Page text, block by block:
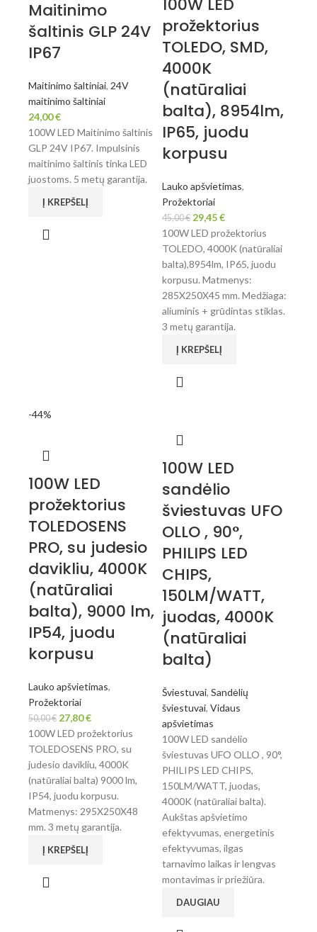
Maitinimo
šaltinis GLP 24V
IP67
Maitinimo šaltiniai, 24V
maitinimo šaltiniai
24,00€
100W LED Maitinimo šaltinis
GLP 24V IP67. Impulsinis
maitinimo šaltinis tinka LED
juostoms. 5 metų garantija.
Į KREPŠELĮ
100W LED
prožektorius
TOLEDO, SMD,
4000K
(natūraliai
balta), 8954lm,
IP65, juodu
korpusu
Lauko apšvietimas,
Prožektoriai
45,00€ 29,45€
100W LED prožektorius
TOLEDO, 4000K (natūraliai
balta),8954lm, IP65, juodu
korpusu. Matmenys:
285X250X45 mm. Medžiaga:
aliuminis + grūdintas stiklas.
3 metų garantija.
Į KREPŠELĮ
-44%
100W LED
prožektorius
TOLEDOSENS
PRO, su judesio
davikliu, 4000K
(natūraliai
balta), 9000 lm,
IP54, juodu
korpusu
Lauko apšvietimas,
Prožektoriai
50,00€ 27,80€
100W LED prožektorius
TOLEDOSENS PRO, su
judesio davikliu, 4000K
(natūraliai balta) 9000 lm,
IP54, juodu korpusu.
Matmenys: 295X250X48
mm. 3 metų garantija.
Į KREPŠELĮ
100W LED
sandėlio
šviestuvas UFO
OLLO , 90°,
PHILIPS LED
CHIPS,
150LM/WATT,
juodas, 4000K
(natūraliai
balta)
Šviestuvai, Sandėlių
šviestuvai, Vidaus
apšvietimas
100W LED sandėlio
šviestuvas UFO OLLO , 90°,
PHILIPS LED CHIPS,
150LM/WATT, juodas,
4000K (natūraliai balta).
Aukštas apšvietimo
efektyvumas, energetinis
efektyvumas, ilgas
tarnavimo laikas ir lengvas
montavimas ir priežiūra.
DAUGIAU